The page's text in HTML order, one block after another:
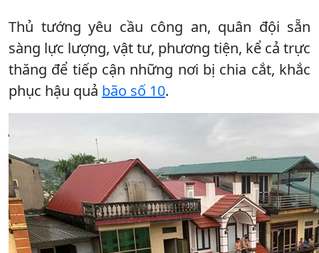
Thủ tướng yêu cầu công an, quân đội sẵn
sàng lực lượng, vật tư, phương tiện, kể cả trực
thăng để tiếp cận những nơi bị chia cắt, khắc
phục hậu quả bão số 10.